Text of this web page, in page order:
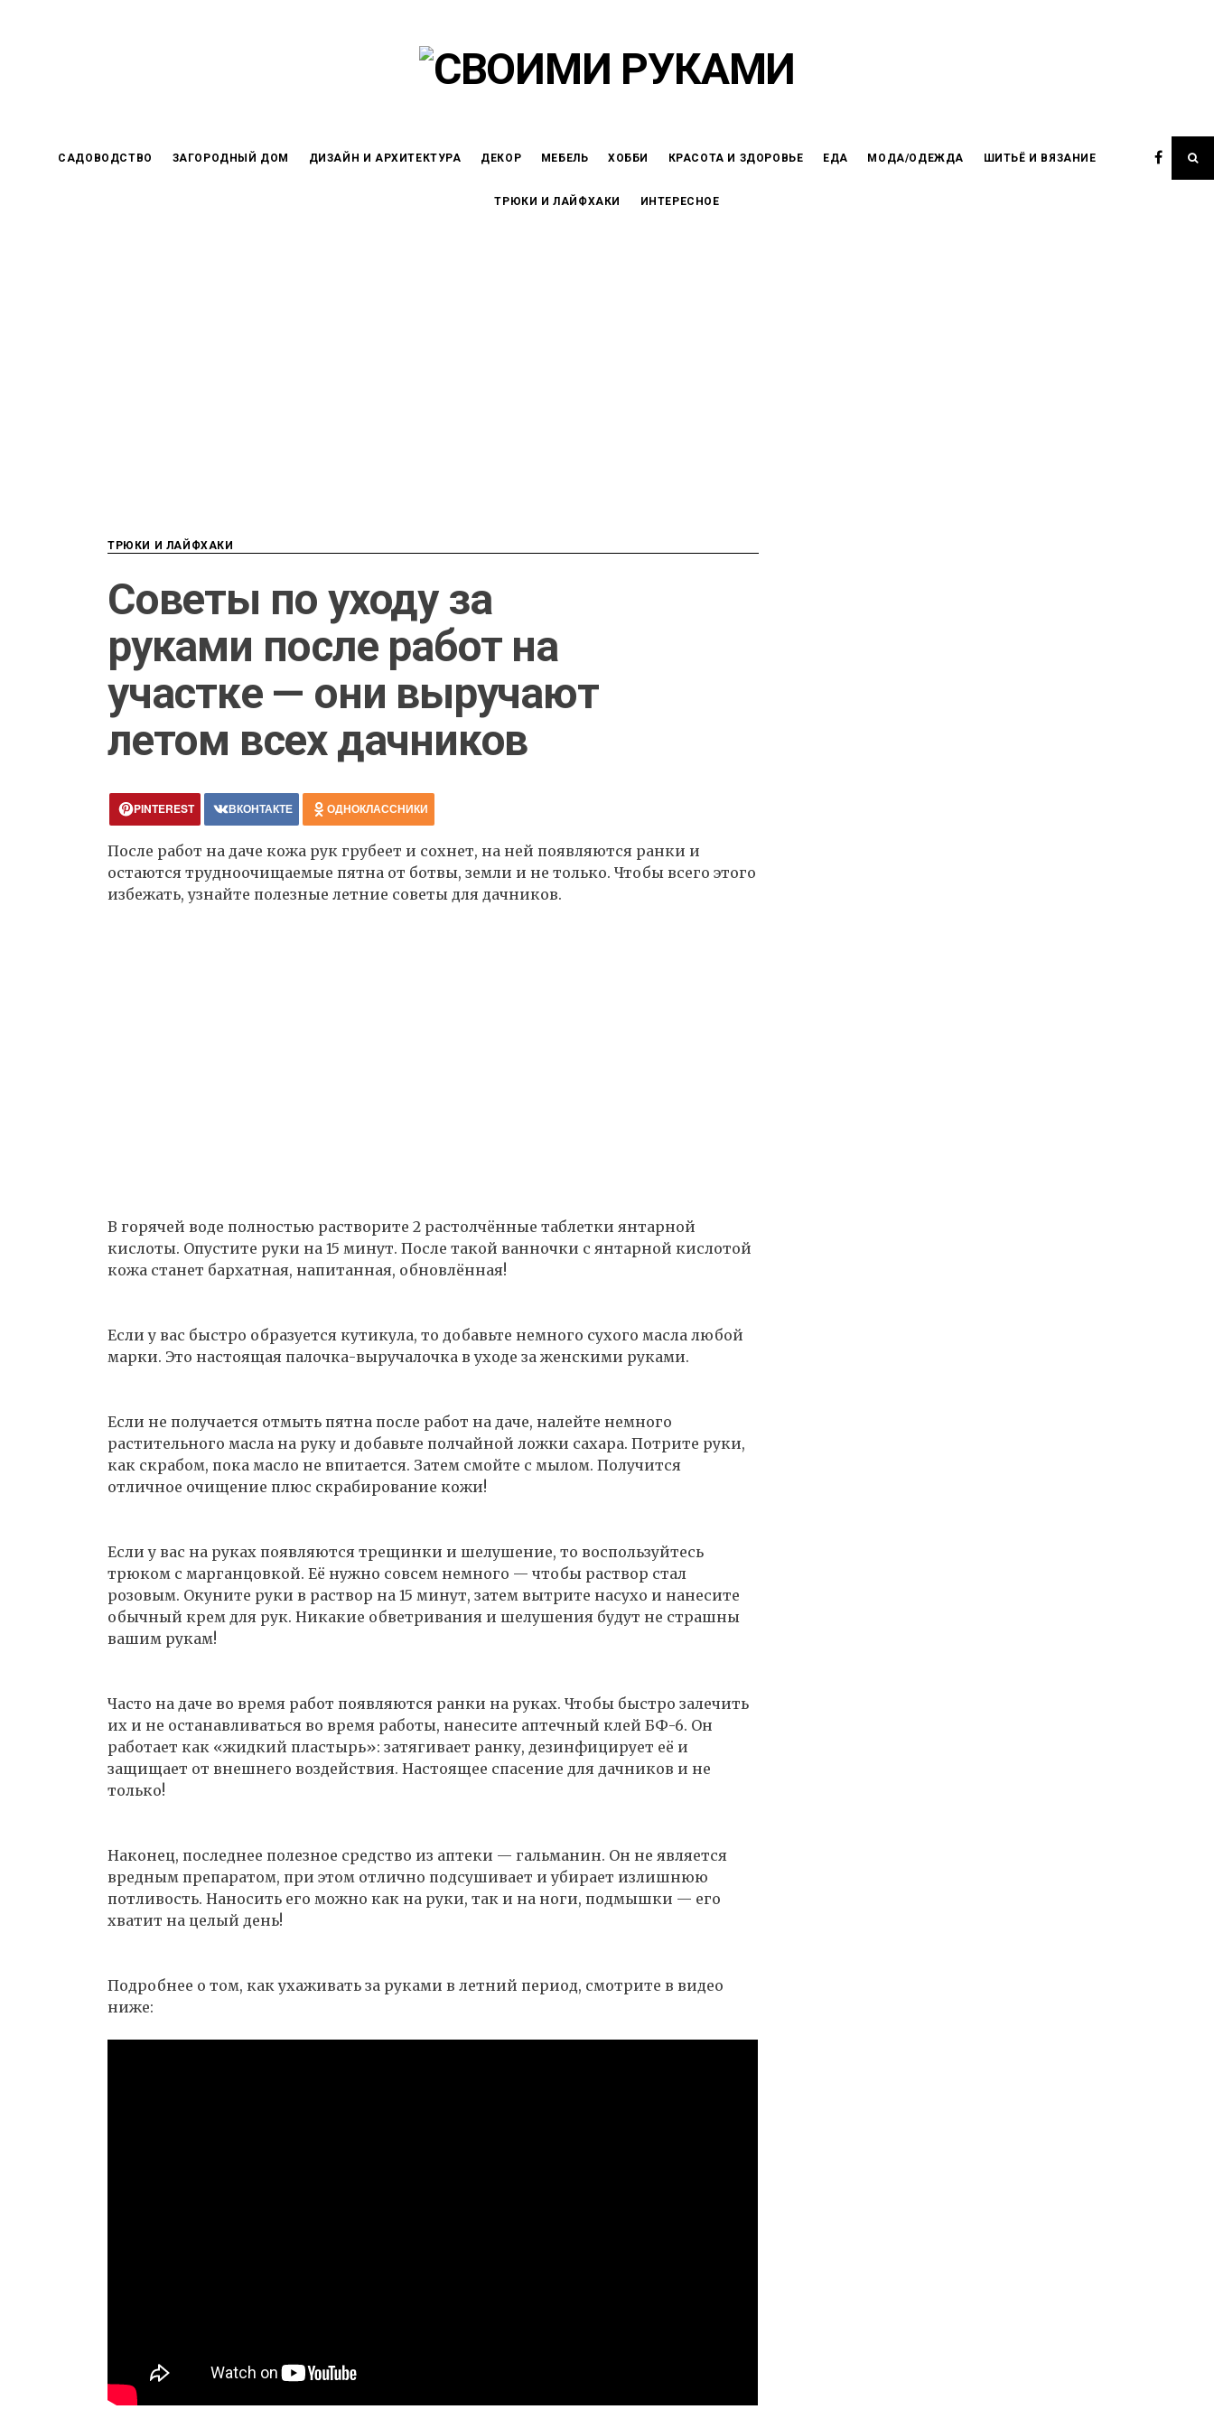
САДОВОДСТВО ЗАГОРОДНЫЙ ДОМ ДИЗАЙН И АРХИТЕКТУРА ДЕКОР МЕБЕЛЬ ХОББИ КРАСОТА И ЗДОРОВЬЕ ЕДА МОДА/ОДЕЖДА ШИТЬЁ И ВЯЗАНИЕ
ТРЮКИ И ЛАЙФХАКИ ИНТЕРЕСНОЕ
ТРЮКИ И ЛАЙФХАКИ
Советы по уходу за
руками после работ на
участке — они выручают
летом всех дачников
PINTEREST ВКОНТАКТЕ ОДНОКЛАССНИКИ
После работ на даче кожа рук грубеет и сохнет, на ней появляются ранки и
остаются трудноочищаемые пятна от ботвы, земли и не только. Чтобы всего этого
избежать, узнайте полезные летние советы для дачников.
В горячей воде полностью растворите 2 растолчённые таблетки янтарной
кислоты. Опустите руки на 15 минут. После такой ванночки с янтарной кислотой
кожа станет бархатная, напитанная, обновлённая!
Если у вас быстро образуется кутикула, то добавьте немного сухого масла любой
марки. Это настоящая палочка-выручалочка в уходе за женскими руками.
Если не получается отмыть пятна после работ на даче, налейте немного
растительного масла на руку и добавьте полчайной ложки сахара. Потрите руки,
как скрабом, пока масло не впитается. Затем смойте с мылом. Получится
отличное очищение плюс скрабирование кожи!
Если у вас на руках появляются трещинки и шелушение, то воспользуйтесь
трюком с марганцовкой. Её нужно совсем немного — чтобы раствор стал
розовым. Окуните руки в раствор на 15 минут, затем вытрите насухо и нанесите
обычный крем для рук. Никакие обветривания и шелушения будут не страшны
вашим рукам!
Часто на даче во время работ появляются ранки на руках. Чтобы быстро залечить
их и не останавливаться во время работы, нанесите аптечный клей БФ-6. Он
работает как «жидкий пластырь»: затягивает ранку, дезинфицирует её и
защищает от внешнего воздействия. Настоящее спасение для дачников и не
только!
Наконец, последнее полезное средство из аптеки — гальманин. Он не является
вредным препаратом, при этом отлично подсушивает и убирает излишнюю
потливость. Наносить его можно как на руки, так и на ноги, подмышки — его
хватит на целый день!
Подробнее о том, как ухаживать за руками в летний период, смотрите в видео
ниже: